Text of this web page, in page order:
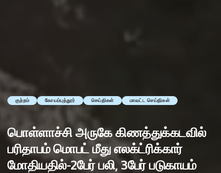
குற்றம் கோயம்புத்தூர் செய்திகள் மாவட்ட செய்திகள்
பொள்ளாச்சி அருகே கிணத்துக்கடவில்
பரிதாபம் மொபட் மீது எலக்ட்ரிக்கார்
மோதியதில்-2பேர் பலி, 3பேர் படுகாயம்